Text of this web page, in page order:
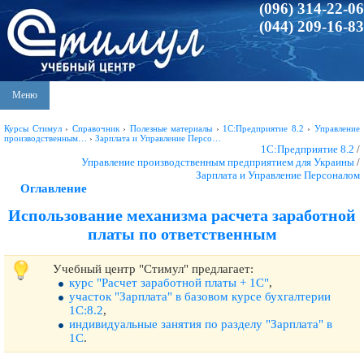
(096) 314-22-06
(044) 209-16-83
Меню
Курсы Стимул› Справочник› Полезные материалы › 1С:Предприятие 8.2 ›Управление
производственным…
› Зарплата и Управление Персо…
1С:Предприятие 8.2 /
Управление производственным предприятием для Украины /
Зарплата и Управление Персоналом
Оглавление
Использование механизма расчета заработной
платы по ответственным
Учебный центр "Стимул" предлагает:
курс "Расчет заработной платы + 1С",
участок "Зарплата" в базовом курсе бухгалтерии
1С:8.2,
индивидуальные занятия по разделу "Зарплата" в
1С.